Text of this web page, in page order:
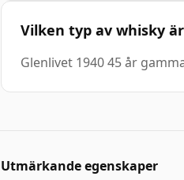
Vilken typ av whisky
Glenlivet 1940 45 år
Utmärkande egenskaper